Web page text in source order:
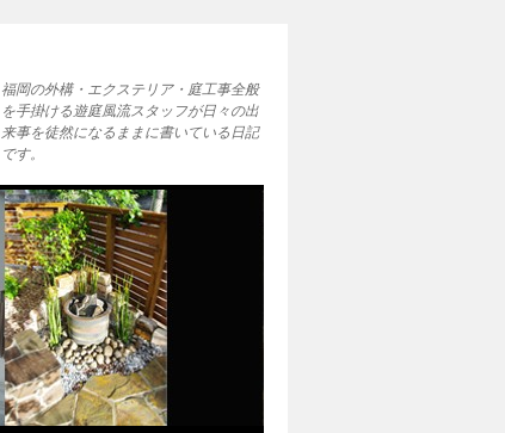
福岡の外構・エクステリア・庭工事全般
を手掛ける遊庭風流スタッフが日々の出
来事を徒然になるままに書いている日記
です。